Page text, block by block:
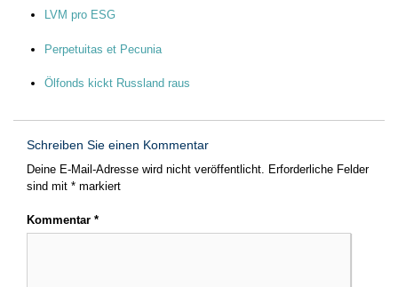
LVM pro ESG
Perpetuitas et Pecunia
Ölfonds kickt Russland raus
Schreiben Sie einen Kommentar
Deine E-Mail-Adresse wird nicht veröffentlicht. Erforderliche Felder
sind mit * markiert
Kommentar *